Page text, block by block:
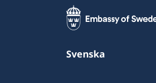
Svenska